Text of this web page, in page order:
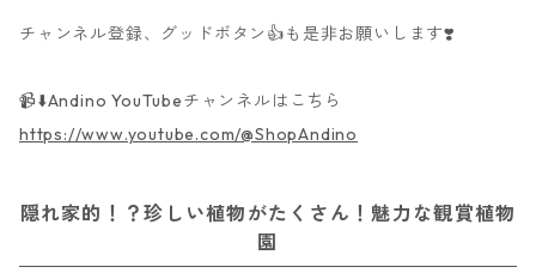
チャンネル登録、グッドボタン👍も是非お願いします❣️
📹⬇️Andino YouTubeチャンネルはこちら
https://www.youtube.com/@ShopAndino
隠れ家的！？珍しい植物がたくさん！魅力な観賞植物
園